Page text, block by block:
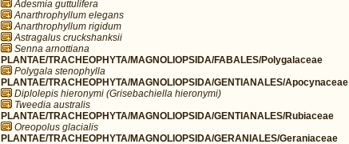
Adesmia guttulifera
Anarthrophyllum elegans
Anarthrophyllum rigidum
Astragalus cruckshanksii
Senna arnottiana
PLANTAE/TRACHEOPHYTA/MAGNOLIOPSIDA/FABALES/Polygalaceae
Polygala stenophylla
PLANTAE/TRACHEOPHYTA/MAGNOLIOPSIDA/GENTIANALES/Apocynaceae
Diplolepis hieronymi (Grisebachiella hieronymi)
Tweedia australis
PLANTAE/TRACHEOPHYTA/MAGNOLIOPSIDA/GENTIANALES/Rubiaceae
Oreopolus glacialis
PLANTAE/TRACHEOPHYTA/MAGNOLIOPSIDA/GERANIALES/Geraniaceae